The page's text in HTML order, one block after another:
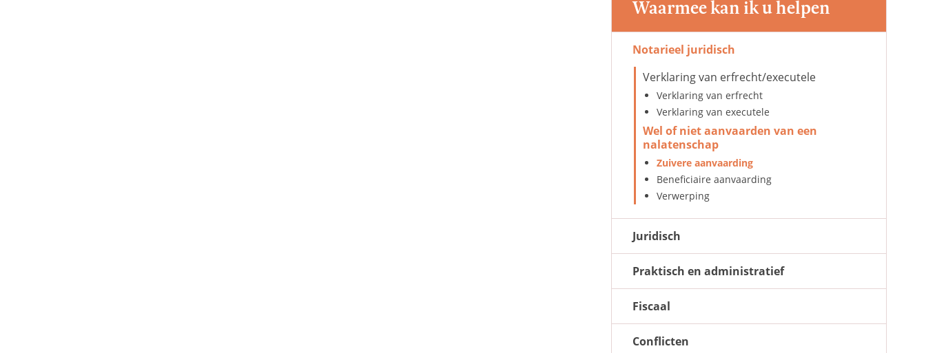
Waarmee kan ik u helpen
Notarieel juridisch
Verklaring van erfrecht/executele
Verklaring van erfrecht
Verklaring van executele
Wel of niet aanvaarden van een
nalatenschap
Zuivere aanvaarding
Beneficiaire aanvaarding
Verwerping
Juridisch
Praktisch en administratief
Fiscaal
Conflicten